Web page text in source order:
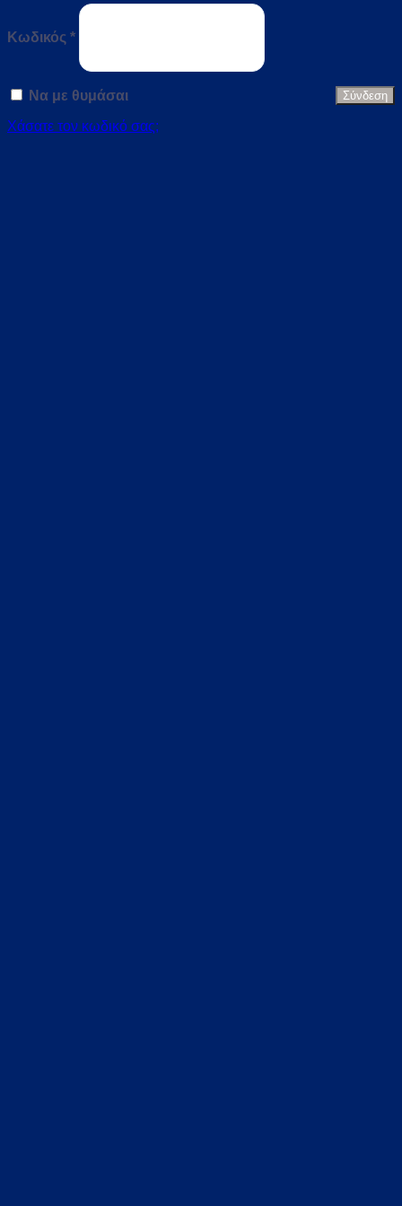
Κωδικός *
Απαιτείται
Να με θυμάσαι Σύνδεση
Χάσατε τον κωδικό σας;